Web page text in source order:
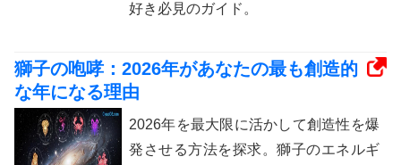
好き必見のガイド。
獅子の咆哮：2026年があなたの最も創造的
な年になる理由
2026年を最大限に活かして創造性を爆
発させる方法を探求。獅子のエネルギ